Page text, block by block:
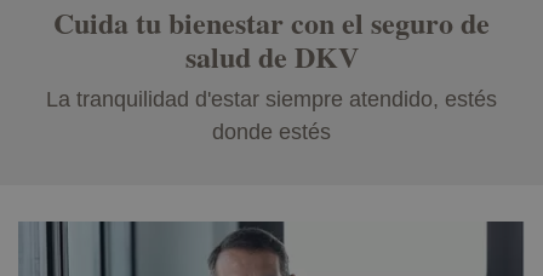
Cuida tu bienestar con el seguro de
salud de DKV
La tranquilidad d'estar siempre atendido, estés
donde estés